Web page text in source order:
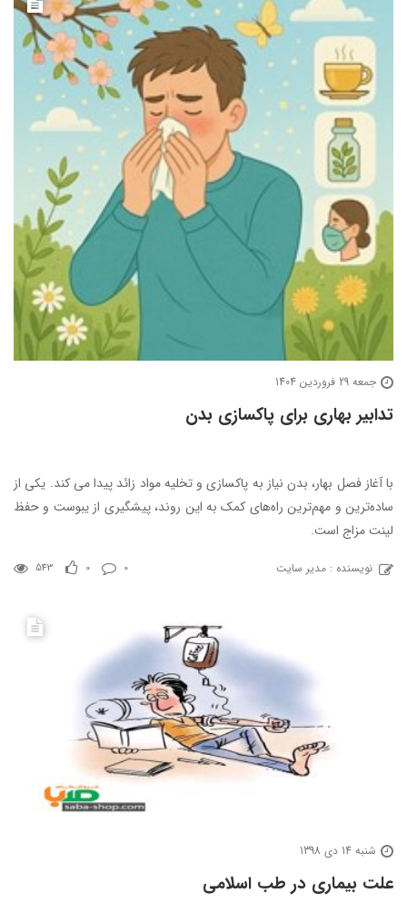
جمعه 29 فروردین 1404
تدابیر بهاری برای پاکسازی بدن
با آغاز فصل بهار، بدن نیاز به پاکسازی و تخلیه مواد زائد پیدا می کند. یکی از
ساده‌ترین و مهم‌ترین راه‌های کمک به این روند، پیشگیری از یبوست و حفظ
لینت مزاج است.
نویسنده : مدیر سایت 543 0 0
شنبه 14 دی 1398
علت بیماری در طب اسلامی